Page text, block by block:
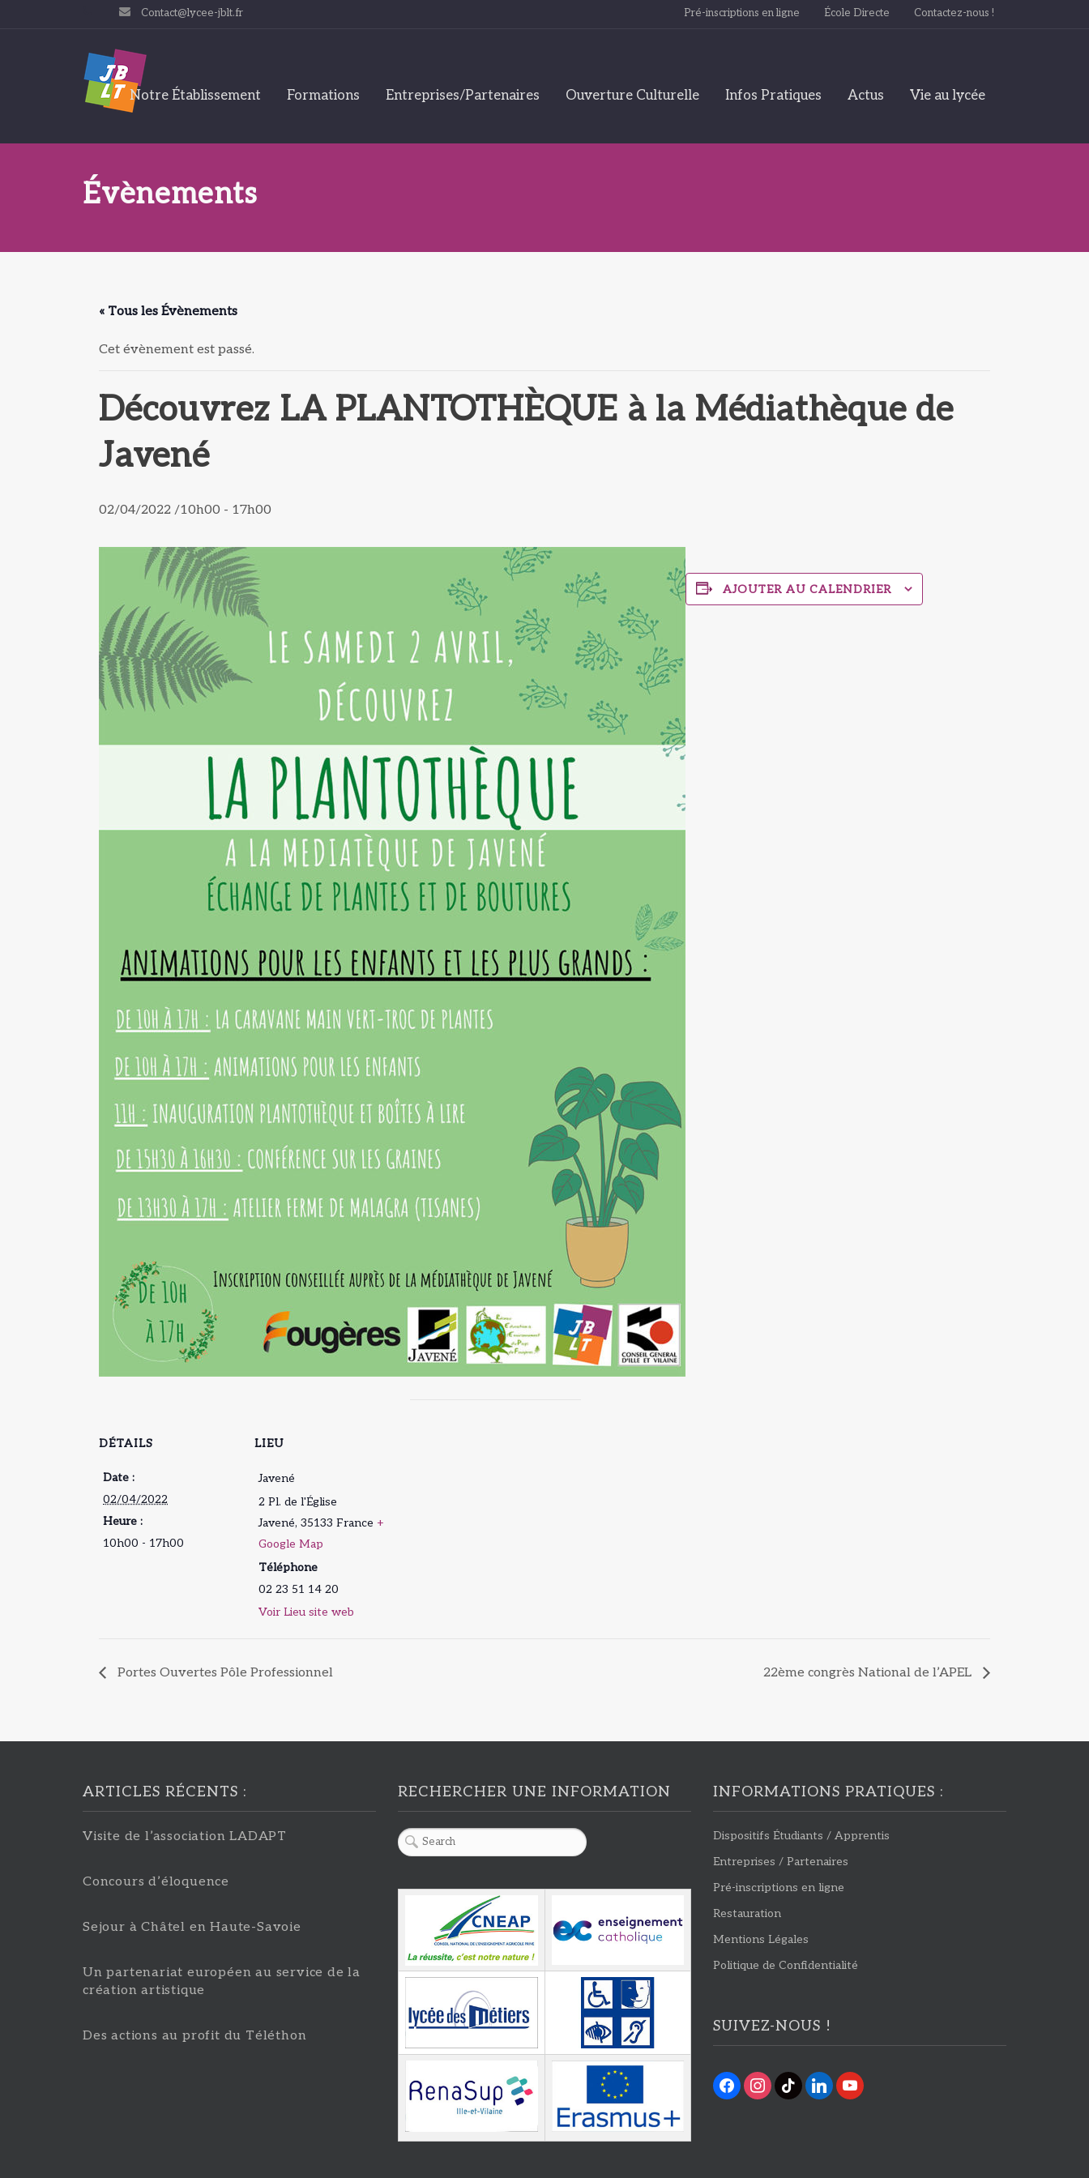
Contact@lycee-jblt.fr Pré-inscriptions en ligne École Directe Contactez-nous !
Notre Établissement Formations Entreprises/Partenaires Ouverture Culturelle Infos Pratiques Actus Vie au lycée
Évènements
« Tous les Évènements
Cet évènement est passé.
Découvrez LA PLANTOTHÈQUE à la Médiathèque de
Javené
02/04/2022 /10h00 - 17h00
AJOUTER AU CALENDRIER
DÉTAILS
Date :
02/04/2022
Heure :
10h00 - 17h00
LIEU
Javené
2 Pl. de l'Église
Javené, 35133 France +
Google Map
Téléphone
02 23 51 14 20
Voir Lieu site web
Portes Ouvertes Pôle Professionnel 22ème congrès National de l’APEL
ARTICLES RÉCENTS :
Visite de l’association LADAPT
Concours d’éloquence
Sejour à Châtel en Haute-Savoie
Un partenariat européen au service de la
création artistique
Des actions au profit du Téléthon
RECHERCHER UNE INFORMATION INFORMATIONS PRATIQUES :
Dispositifs Étudiants / Apprentis
Entreprises / Partenaires
Pré-inscriptions en ligne
Restauration
Mentions Légales
Politique de Confidentialité
SUIVEZ-NOUS !
facebookinstagram
tiktoklinkedinyoutube